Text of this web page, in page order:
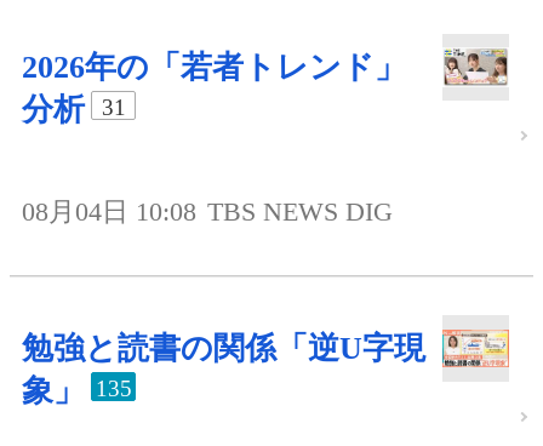
2026年の「若者トレンド」
分析
31
08月04日 10:08 TBS NEWS DIG
勉強と読書の関係「逆U字現
象」
135